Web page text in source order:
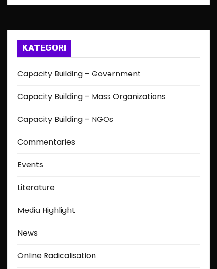
KATEGORI
Capacity Building – Government
Capacity Building – Mass Organizations
Capacity Building – NGOs
Commentaries
Events
Literature
Media Highlight
News
Online Radicalisation